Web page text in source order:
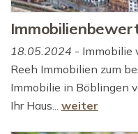
18.05.2024 - Immobilie
Reeh Immobilien zum
Immobilie in Böblingen
Ihr Haus... weiter